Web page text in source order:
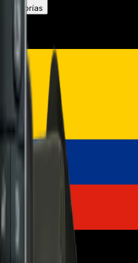
categorías